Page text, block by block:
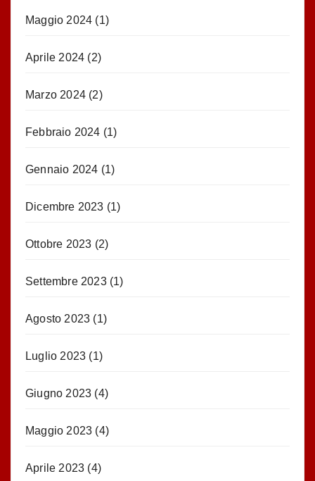
Maggio 2024 (1)
Aprile 2024 (2)
Marzo 2024 (2)
Febbraio 2024 (1)
Gennaio 2024 (1)
Dicembre 2023 (1)
Ottobre 2023 (2)
Settembre 2023(1)
Agosto 2023 (1)
Luglio 2023 (1)
Giugno 2023 (4)
Maggio 2023 (4)
Aprile 2023 (4)